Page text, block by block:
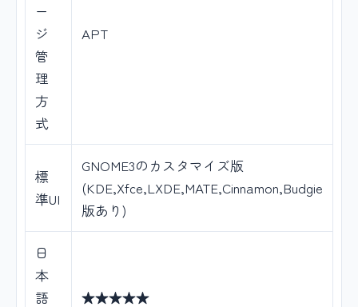
ー
ジ
管
理
方
式
APT
標
準UI
GNOME3のカスタマイズ版
(KDE,Xfce,LXDE,MATE,Cinnamon,Budgie
版あり)
日
本
語
★★★★★